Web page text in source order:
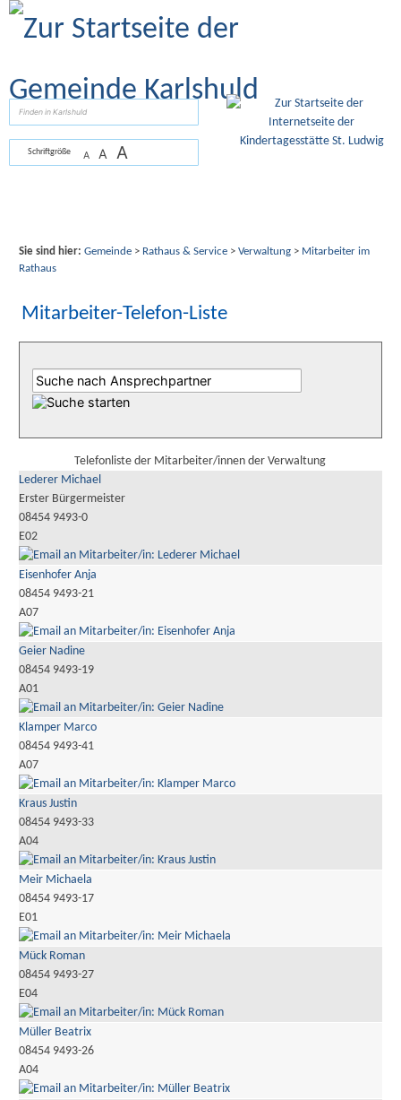
Zum Inhalt
Schriftgröße A A A
Sie sind hier: Gemeinde> Rathaus & Service> Verwaltung> Mitarbeiter im
Rathaus
Mitarbeiter-Telefon-Liste
Telefonliste der Mitarbeiter/innen der Verwaltung
Lederer Michael
Erster Bürgermeister
08454 9493-0
E02
Eisenhofer Anja
08454 9493-21
A07
Geier Nadine
08454 9493-19
A01
Klamper Marco
08454 9493-41
A07
Kraus Justin
08454 9493-33
A04
Meir Michaela
08454 9493-17
E01
Mück Roman
08454 9493-27
E04
Müller Beatrix
08454 9493-26
A04